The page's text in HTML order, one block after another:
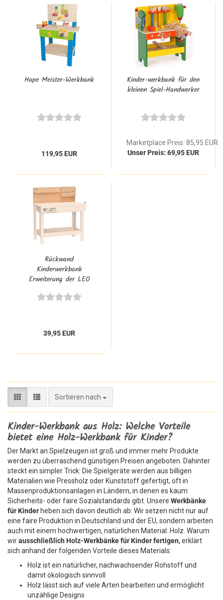
Hape Meister-Werkbank
119,95 EUR
Kinder-werkbank für den
kleinen Spiel-Handwerker
Marketplace Preis: 85,95 EUR
Unser Preis: 69,95 EUR
Rückwand
Kinderwerkbank
Erweiterung der LEO
39,95 EUR
Sortieren nach
Sortieren nach
Kinder-Werkbank aus Holz: Welche Vorteile
bietet eine Holz-Werkbank für Kinder?
Der Markt an Spielzeugen ist groß und immer mehr Produkte
werden zu überraschend günstigen Preisen angeboten. Dahinter
steckt ein simpler Trick: Die Spielgeräte werden aus billigen
Materialien wie Pressholz oder Kunststoff gefertigt, oft in
Massenproduktionsanlagen in Ländern, in denen es kaum
Sicherheits- oder faire Sozialstandards gibt. Unsere Werkbänke
für Kinder heben sich davon deutlich ab: Wir setzen nicht nur auf
eine faire Produktion in Deutschland und der EU, sondern arbeiten
auch mit einem hochwertigen, natürlichen Material: Holz. Warum
wirausschließlich Holz-Werkbänke für Kinder fertigen,erklärt
sich anhand der folgenden Vorteile dieses Materials:
Holz ist ein natürlicher, nachwachsender Rohstoff und
damit ökologisch sinnvoll
Holz lässt sich auf viele Arten bearbeiten und ermöglicht
unzählige Designs